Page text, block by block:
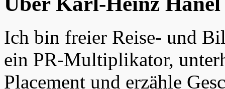
Ich bin freier Reise- und
ein PR-Multiplikator,
Placement und erzähle